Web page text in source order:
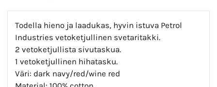
Todella hieno ja laadukas, hyvin istuva Petrol
Industries vetoketjullinen svetaritakki.
2 vetoketjullista sivutaskua.
1 vetoketjullinen hihatasku.
Väri: dark navy/red/wine red